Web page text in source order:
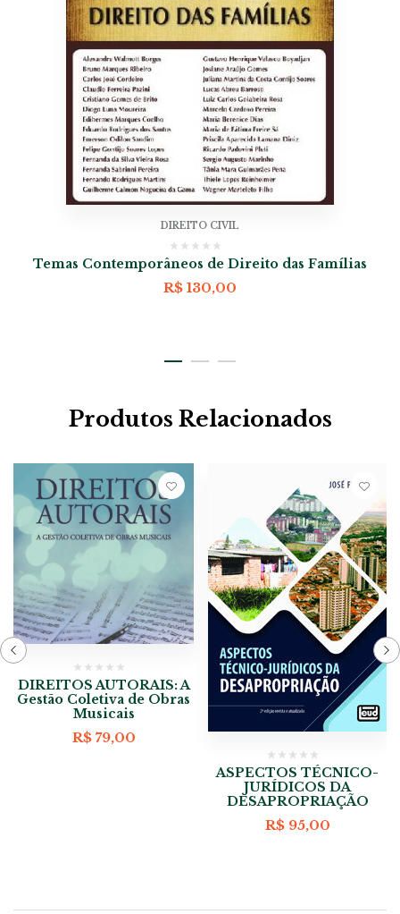
DIREITO CIVIL
Temas Contemporâneos de Direito das Famílias
R$ 130,00
Produtos Relacionados
DIREITOS AUTORAIS: A
Gestão Coletiva de Obras
Musicais
R$79,00
ASPECTOS TÉCNICO-
JURÍDICOS DA
DESAPROPRIAÇÃO
R$95,00